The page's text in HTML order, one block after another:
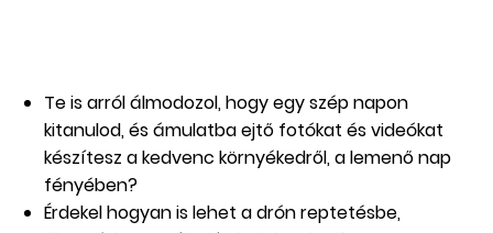
Te is arról álmodozol, hogy egy szép napon
kitanulod, és ámulatba ejtő fotókat és videókat
készítesz a kedvenc környékedről, a lemenő nap
fényében?
Érdekel hogyan is lehet a drón reptetésbe,